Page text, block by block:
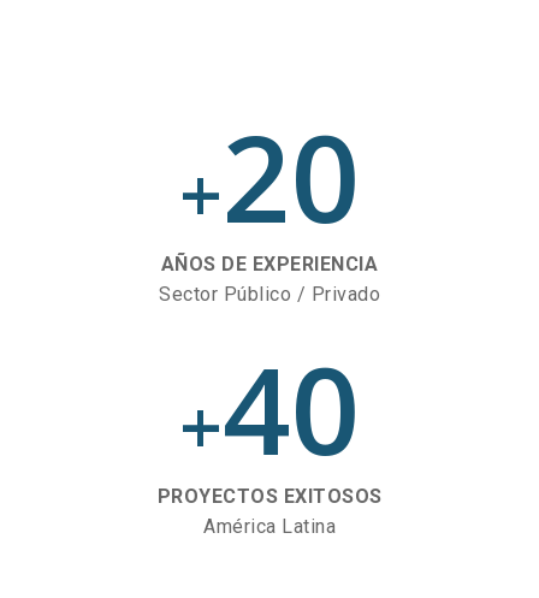
+20
AÑOS DE EXPERIENCIA
Sector Público / Privado
+40
PROYECTOS EXITOSOS
América Latina